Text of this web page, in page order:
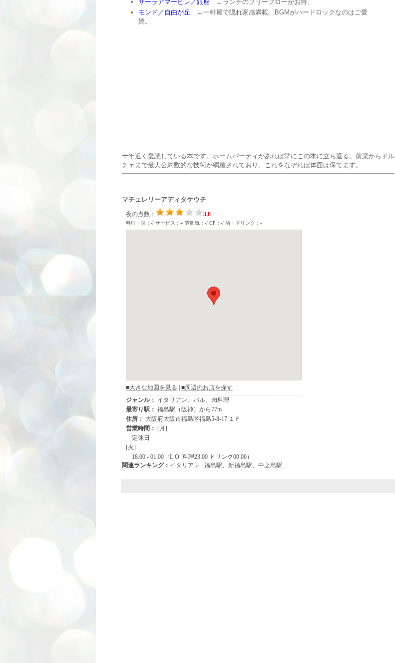
サーラアマービレ／銀座 ←ランチのフリーフローがお得。
モンド／自由が丘 ←一軒屋で隠れ家感満載。BGMがハードロックなのはご愛
嬌。
十年近く愛読している本です。ホームパーティがあれば常にこの本に立ち返る。前菜からドル
チェまで最大公約数的な技術が網羅されており、これをなぞれば体面は保てます。
マチェレリーアディタケウチ
関連ランキング： イタリアン 福島駅、 新福島駅、 中之島駅